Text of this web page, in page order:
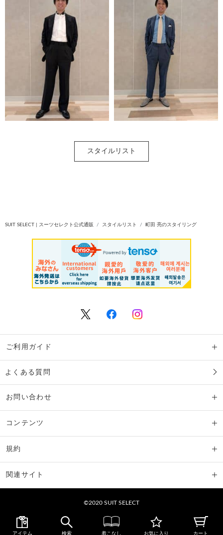
スタイルリスト
SUIT SELECT | スーツセレクト公式通販 スタイルリスト 町田 亮のスタイリング
ご利用ガイド
よくある質問
お問い合わせ
コンテンツ
規約
関連サイト
©2020 SUIT SELECT
アイテム 検索 着こなし お気に入り カート